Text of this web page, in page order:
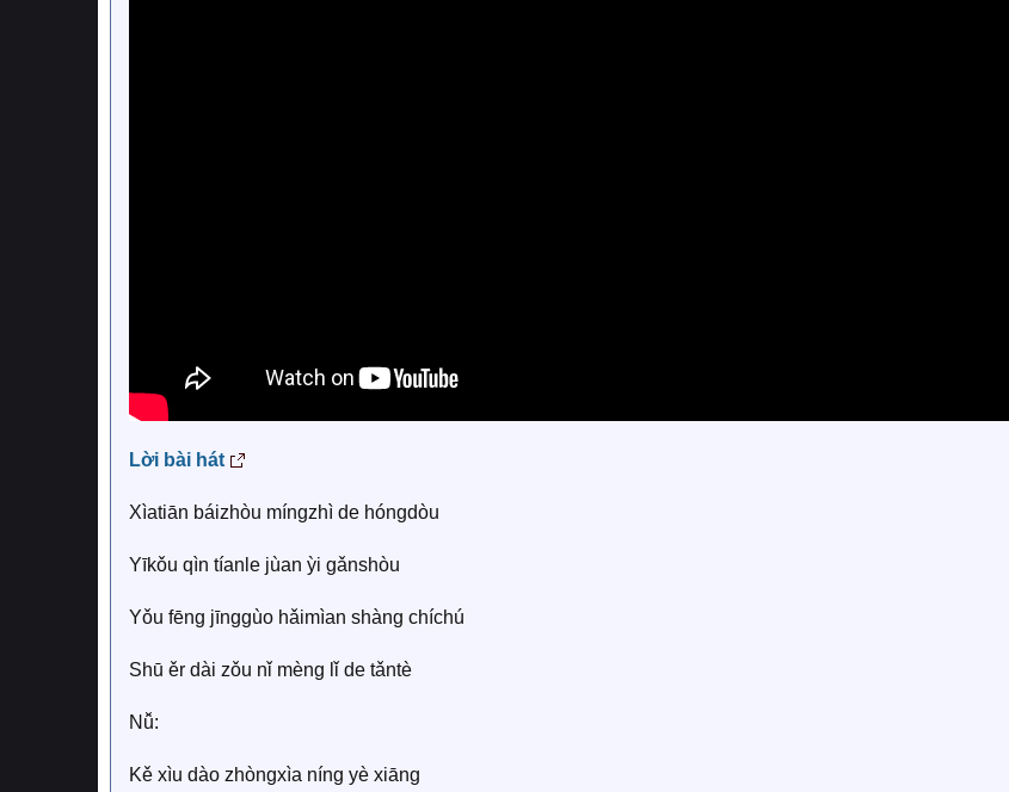
Lời bài hát
Xìatiān báizhòu míngzhì de hóngdòu
Yīkǒu qìn tíanle jùan ỳi gǎnshòu
Yǒu fēng jīnggùo hǎimìan shàng chíchú
Shū ěr dài zǒu nǐ mèng lǐ de tǎntè
Nǚ:
Kě xìu dào zhòngxìa níng yè xiāng